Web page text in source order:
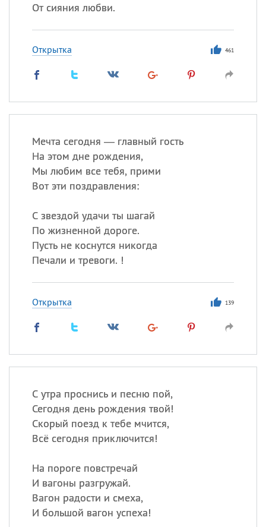
От сияния любви.
Открытка 461
Мечта сегодня — главный гость
На этом дне рождения,
Мы любим все тебя, прими
Вот эти поздравления:
С звездой удачи ты шагай
По жизненной дороге.
Пусть не коснутся никогда
Печали и тревоги. !
Открытка 139
С утра проснись и песню пой,
Сегодня день рождения твой!
Скорый поезд к тебе мчится,
Всё сегодня приключится!
На пороге повстречай
И вагоны разгружай.
Вагон радости и смеха,
И большой вагон успеха!